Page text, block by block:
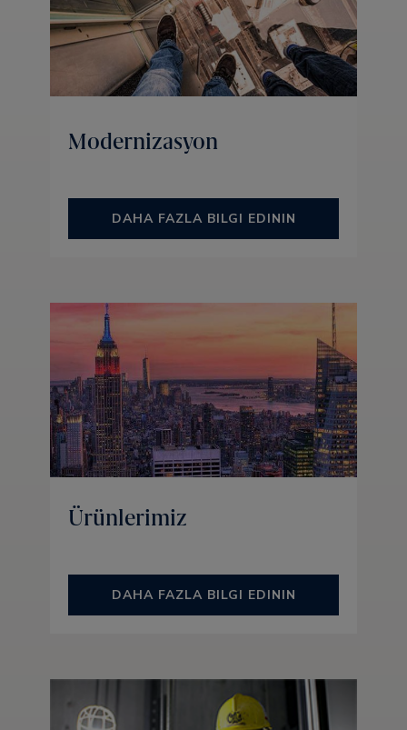
Modernizasyon
DAHA FAZLA BILGI EDININ
Ürünlerimiz
DAHA FAZLA BILGI EDININ